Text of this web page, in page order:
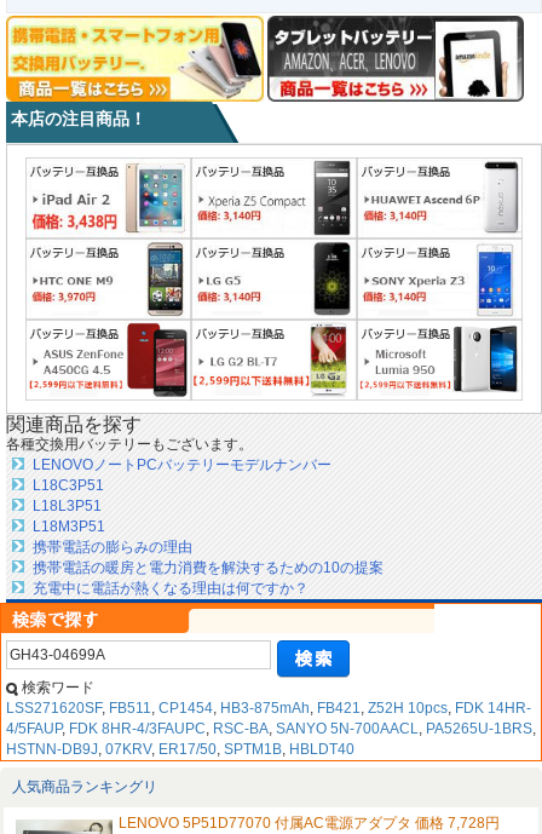
本店の注目商品！
関連商品を探す
各種交換用バッテリーもございます。
LENOVOノートPCバッテリーモデルナンバー
L18C3P51
L18L3P51
L18M3P51
携帯電話の膨らみの理由
携帯電話の暖房と電力消費を解決するための10の提案
充電中に電話が熱くなる理由は何ですか？
検索ワード
LSS271620SF, FB511, CP1454, HB3-875mAh, FB421, Z52H 10pcs, FDK 14HR-
4/5FAUP, FDK 8HR-4/3FAUPC, RSC-BA, SANYO 5N-700AACL, PA5265U-1BRS,
HSTNN-DB9J, 07KRV, ER17/50, SPTM1B, HBLDT40
人気商品ランキングリ
LENOVO 5P51D77070 付属AC電源アダプタ 価格 7,728円